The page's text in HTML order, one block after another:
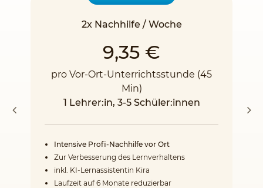
2x Nachhilfe / Woche
9,35 €
pro Vor-Ort-Unterrichtsstunde (45
Min)
1 Lehrer:in, 3-5 Schüler:innen
Intensive Profi-Nachhilfe vor Ort
Zur Verbesserung des Lernverhaltens
inkl. KI-Lernassistentin Kira
Laufzeit auf 6 Monate reduzierbar